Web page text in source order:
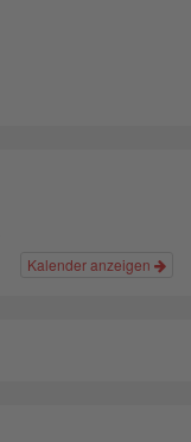
Kalender anzeigen